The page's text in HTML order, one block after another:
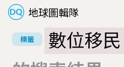
地球圖輯隊
標籤
數位移民